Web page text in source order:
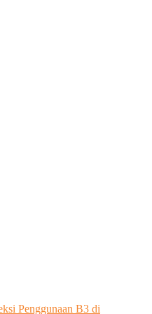
Penggunaan B3 di